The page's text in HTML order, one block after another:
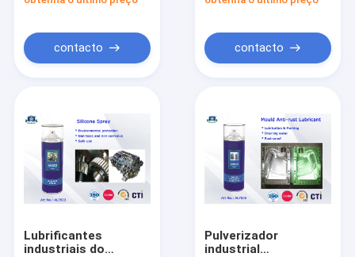
industrialcontacto contacto
Lubrificantes
industriais do
Pulverizador
industrial